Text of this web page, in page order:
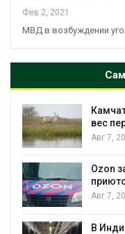
Фев 2, 2021
МВД в возбуждении
набирают
для
Google